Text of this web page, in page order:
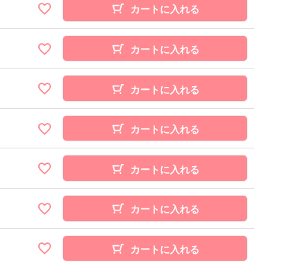
カートに入れる
カートに入れる
カートに入れる
カートに入れる
カートに入れる
カートに入れる
カートに入れる